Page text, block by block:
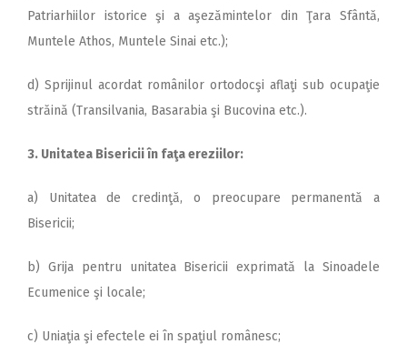
Patriarhiilor istorice şi a aşezămintelor din Ţara Sfântă,
Muntele Athos, Muntele Sinai etc.);
d) Sprijinul acordat românilor ortodocşi aflaţi sub ocupaţie
străină (Transilvania, Basarabia şi Bucovina etc.).
3. Unitatea Bisericii în faţa ereziilor:
a) Unitatea de credinţă, o preocupare permanentă a
Bisericii;
b) Grija pentru unitatea Bisericii exprimată la Sinoadele
Ecumenice şi locale;
c) Uniaţia şi efectele ei în spaţiul românesc;